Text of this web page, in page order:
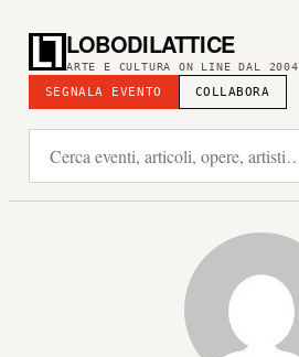
LOBODILATTICE
ARTE E CULTURA ON LINE DAL 2004
SEGNALA EVENTO COLLABORA